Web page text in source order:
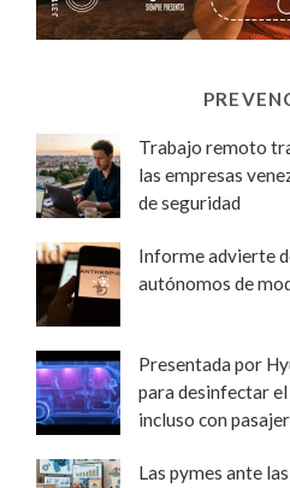
Trabajo remoto
las empresas
de seguridad
Informe advierte
autónomos de
Presentada por
para desinfectar
incluso con
Las pymes ante